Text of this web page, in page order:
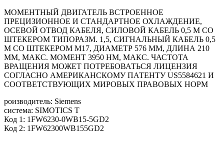
МОМЕНТНЫЙ ДВИГАТЕЛЬ ВСТРОЕННОЕ
ПРЕЦИЗИОННОЕ И СТАНДАРТНОЕ ОХЛАЖДЕНИЕ,
ОСЕВОЙ ОТВОД КАБЕЛЯ, СИЛОВОЙ КАБЕЛЬ 0,5 М СО
ШТЕКЕРОМ ТИПОРАЗМ. 1,5, СИГНАЛЬНЫЙ КАБЕЛЬ 0,5
М СО ШТЕКЕРОМ М17, ДИАМЕТР 576 ММ, ДЛИНА 210
ММ, МАКС. МОМЕНТ 3950 HM, МАКС. ЧАСТОТА
ВРАЩЕНИЯ МОЖЕТ ПОТРЕБОВАТЬСЯ ЛИЦЕНЗИЯ
СОГЛАСНО АМЕРИКАНСКОМУ ПАТЕНТУ US5584621 И
СООТВЕТСТВУЮЩИХ МИРОВЫХ ПРАВОВЫХ НОРМ
роизводитель: Siemens
система: SIMOTICS T
Код 1: 1FW6230-0WB15-5GD2
Код 2: 1FW62300WB155GD2